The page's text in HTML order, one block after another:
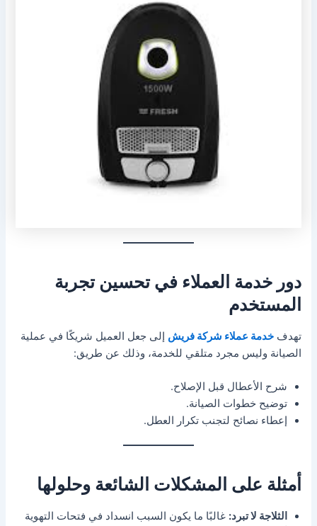
دور خدمة العملاء في تحسين تجربة
المستخدم
تهدفخدمة عملاء شركة فريش إلى جعل العميل شريكًا في عملية
الصيانة وليس مجرد متلقي للخدمة، وذلك عن طريق:
شرح الأعطال قبل الإصلاح.
توضيح خطوات الصيانة.
إعطاء نصائح لتجنب تكرار العطل.
أمثلة على المشكلات الشائعة وحلولها
الثلاجة لا تبرد: غالبًا ما يكون السبب انسداد في فتحات التهوية